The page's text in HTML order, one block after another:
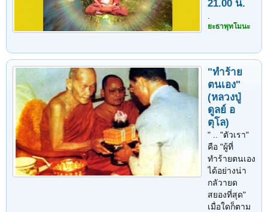
21.00 น.
ยะธาพุทโมนะ
"ทำร้าย
ตนเอง"
(หลวงปู่
ดูลย์ อ
ตุโล)
" .. "ตัวเรา"
คือ "ผู้ที่
ทำร้ายตนเอง
ได้อย่างน่า
กลัวายด
สยองที่สุด"
เมื่อใดก็ตาม